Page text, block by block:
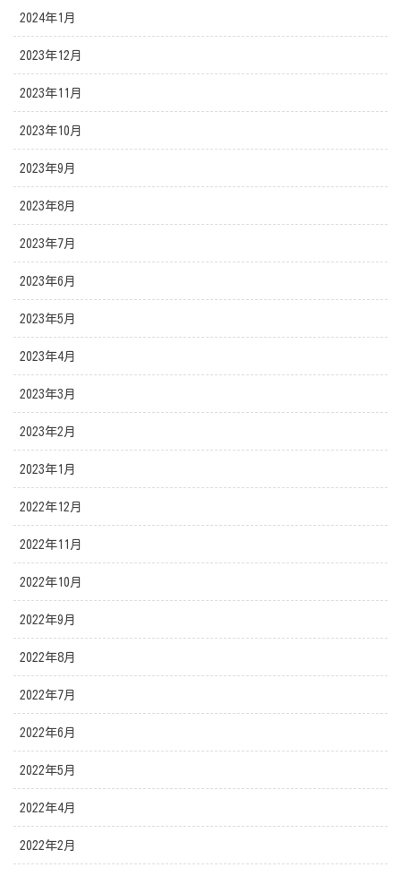
2024年1月
2023年12月
2023年11月
2023年10月
2023年9月
2023年8月
2023年7月
2023年6月
2023年5月
2023年4月
2023年3月
2023年2月
2023年1月
2022年12月
2022年11月
2022年10月
2022年9月
2022年8月
2022年7月
2022年6月
2022年5月
2022年4月
2022年2月